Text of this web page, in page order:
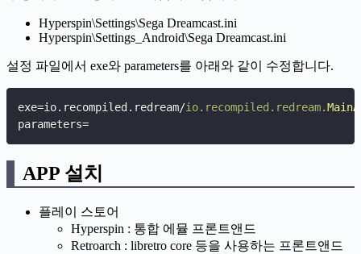
Hyperspin\Settings\Sega Dreamcast.ini
Hyperspin\Settings_Android\Sega Dreamcast.ini
설정 파일에서 exe와 parameters를 아래와 같이 수정합니다.
exe=io. recompiled . redream/io. recompiled . redream.
parameters=
APP 설치
플레이 스토어
Hyperspin : 통합 에뮬 프론트앤드
Retroarch : libretro core 등을 사용하는 프론트앤드